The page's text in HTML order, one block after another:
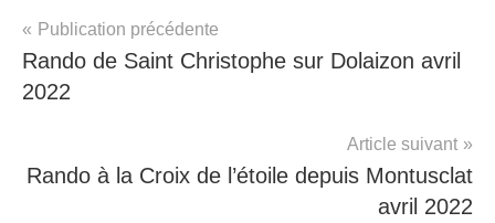
Photos
Navigation
de
l’article
Publication précédente
Rando de Saint Christophe sur Dolaizon avril
2022
Article suivant
Rando à la Croix de l’étoile depuis Montusclat
avril 2022